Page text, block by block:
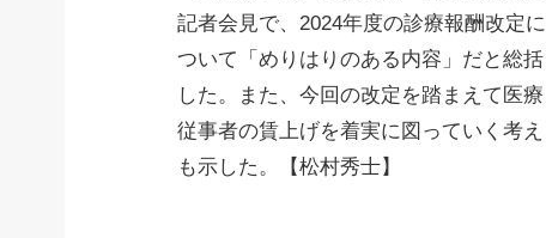
記者会見で、2024年度の診療報酬改定に
ついて「めりはりのある内容」だと総括
した。また、今回の改定を踏まえて医療
従事者の賃上げを着実に図っていく考え
も示した。【松村秀士】